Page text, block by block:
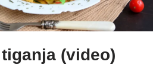
(video)